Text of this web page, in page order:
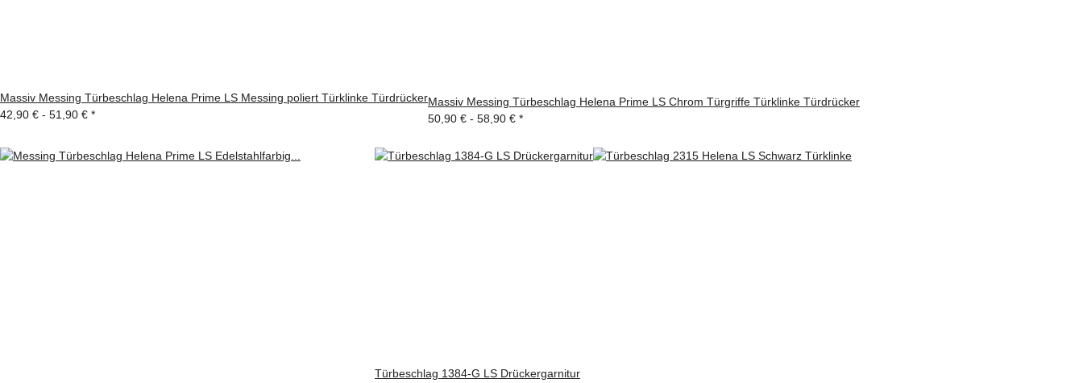
Massiv Messing Türbeschlag Helena Prime LS Messing poliert Türklinke Türdrücker
42,90 € - 51,90 € *
Massiv Messing Türbeschlag Helena Prime LS Chrom Türgriffe Türklinke Türdrücker
50,90 € - 58,90 € *
Türbeschlag 1384-G LS Drückergarnitur